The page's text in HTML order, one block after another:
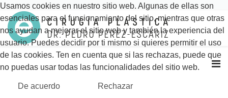
Usamos cookies en nuestro sitio web. Algunas de ellas son
esenciales para el funcionamiento del sitio, mientras que otras
nos ayudan a mejorar el sitio web y también la experiencia del
usuario. Puedes decidir por ti mismo si quieres permitir el uso
de las cookies. Ten en cuenta que si las rechazas, puede que
no puedas usar todas las funcionalidades del sitio web.
De acuerdo Rechazar